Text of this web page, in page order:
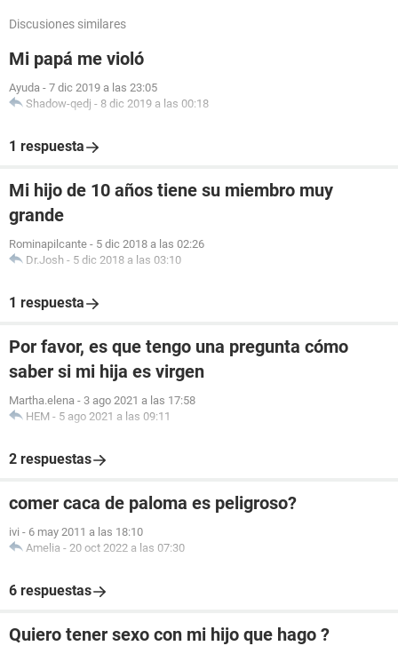
Discusiones similares
Mi papá me violó
Ayuda - 7 dic 2019 a las 23:05
Shadow-qedj - 8 dic 2019 a las 00:18
1 respuesta
Mi hijo de 10 años tiene su miembro muy
grande
Rominapilcante - 5 dic 2018 a las 02:26
Dr.Josh - 5 dic 2018 a las 03:10
1 respuesta
Por favor, es que tengo una pregunta cómo
saber si mi hija es virgen
Martha.elena - 3 ago 2021 a las 17:58
HEM - 5 ago 2021 a las 09:11
2 respuestas
comer caca de paloma es peligroso?
ivi - 6 may 2011 a las 18:10
Amelia - 20 oct 2022 a las 07:30
6 respuestas
Quiero tener sexo con mi hijo que hago ?